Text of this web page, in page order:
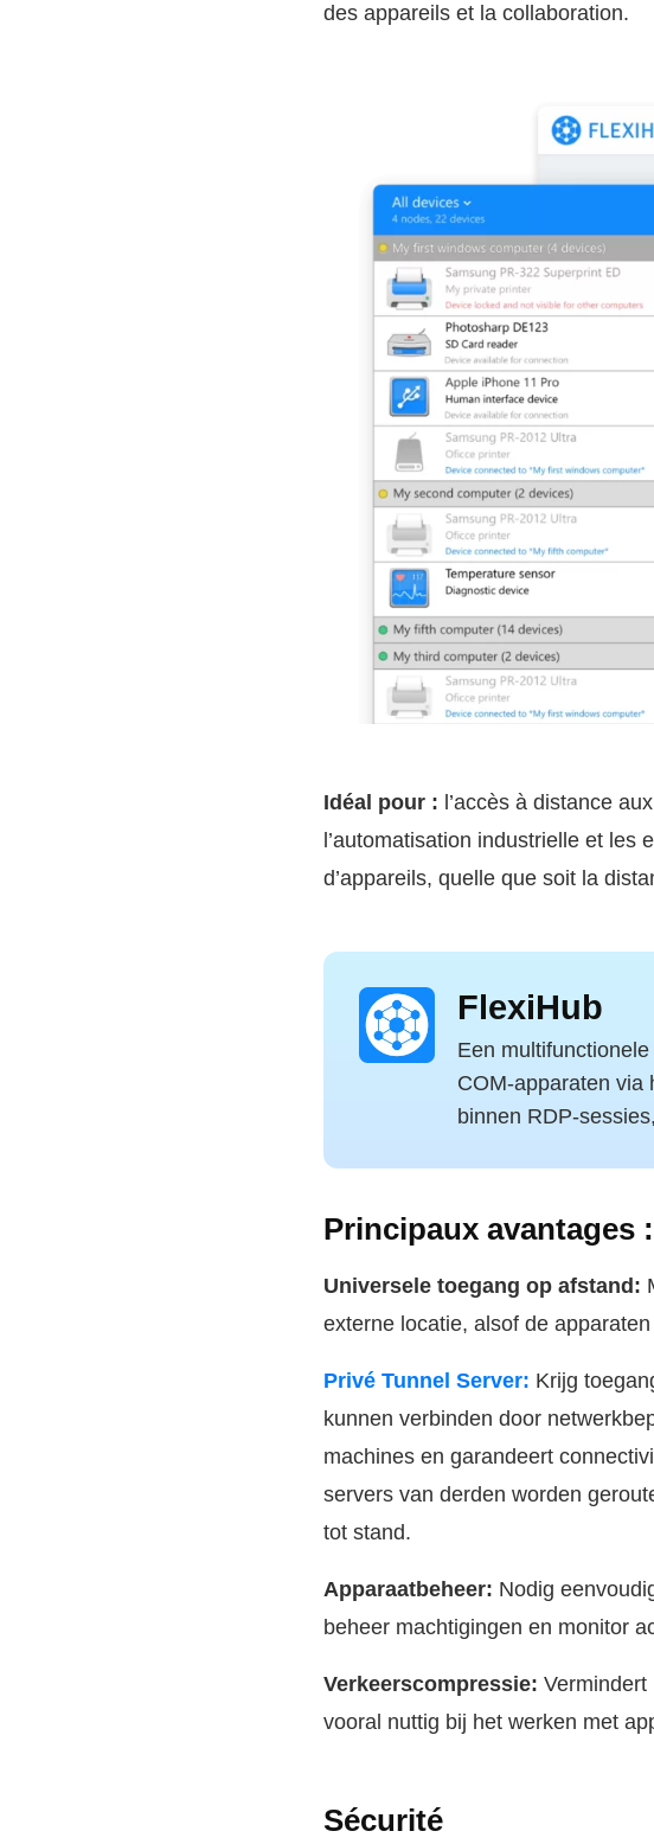
des appareils et la collaboration.
Idéal pour : l’accès à distance
l’automatisation industrielle et
d’appareils, quelle que soit la
FlexiHub
Een
COM-apparaten via
binnen RDP-
Principaux avantages :
Universele toegang op afstand:
externe locatie, alsof de
Privé Tunnel Server: Krijg
kunnen verbinden door
machines en garandeert
servers van derden worden
tot stand.
Apparaatbeheer: Nodig
beheer machtigingen en monitor
Verkeerscompressie: Vermindert
vooral nuttig bij het werken met
Sécurité